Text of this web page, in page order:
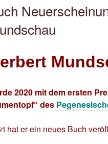
2020 mit dem ersten
des
hat er ein neues Buch